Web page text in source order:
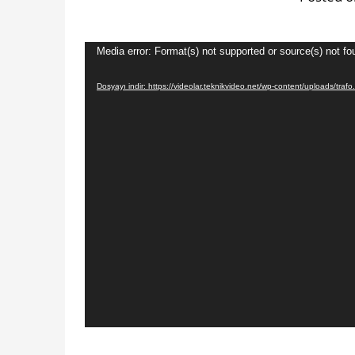
Video
Media error: Format(s) not supported or source(s) not
Dosyayı indir: https://videolar.teknikvideo.net/wp-content/uploads/